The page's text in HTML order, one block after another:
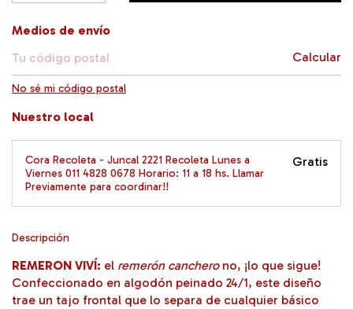
Entregas para el CP:
Medios de envío
Calcular
No sé mi código postal
Nuestro local
Cora Recoleta - Juncal 2221 Recoleta Lunes a
Viernes 011 4828 0678 Horario: 11 a 18 hs. Llamar
Previamente para coordinar!!
Gratis
Descripción
REMERON VIVÍ: el remerón cancherono, ¡lo que sigue!
Confeccionado en algodón peinado 24/1, este diseño
trae un tajo frontal que lo separa de cualquier básico